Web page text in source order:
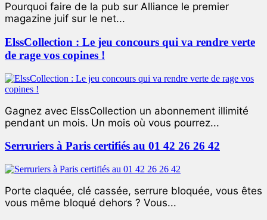
Pourquoi faire de la pub sur Alliance le premier
magazine juif sur le net...
ElssCollection : Le jeu concours qui va rendre verte
de rage vos copines !
Gagnez avec ElssCollection un abonnement illimité
pendant un mois. Un mois où vous pourrez...
Serruriers à Paris certifiés au 01 42 26 26 42
Porte claquée, clé cassée, serrure bloquée, vous êtes
vous même bloqué dehors ? Vous...